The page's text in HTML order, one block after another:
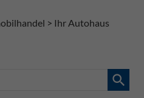
> Ihr Autohaus